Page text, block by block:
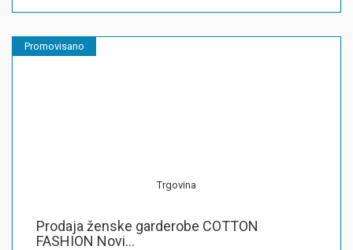
Promovisano
Trgovina
Prodaja ženske garderobe COTTON
FASHION Novi...